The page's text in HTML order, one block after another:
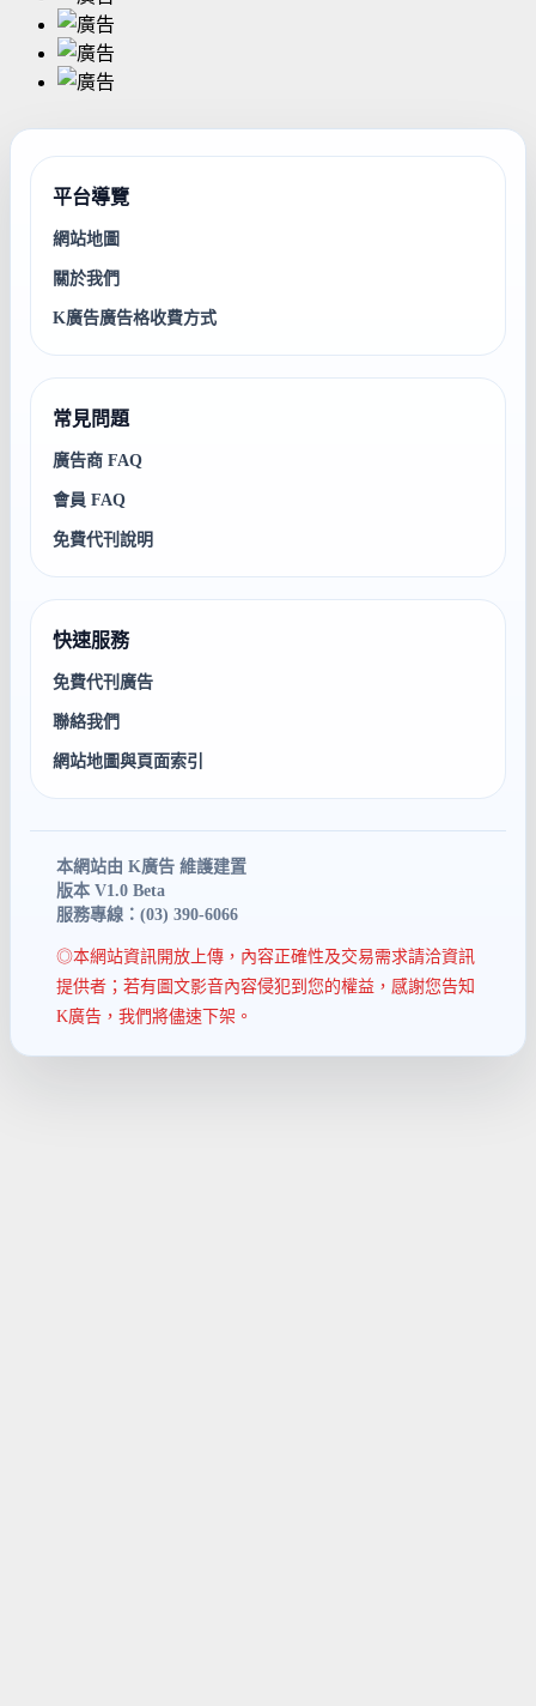
平台導覽
網站地圖
關於我們
K廣告廣告格收費方式
常見問題
廣告商 FAQ
會員 FAQ
免費代刊說明
快速服務
免費代刊廣告
聯絡我們
網站地圖與頁面索引
本網站由 K廣告 維護建置
版本 V1.0 Beta
服務專線：(03) 390-6066
◎本網站資訊開放上傳，內容正確性及交易需求請洽資訊
提供者；若有圖文影音內容侵犯到您的權益，感謝您告知
K廣告，我們將儘速下架。